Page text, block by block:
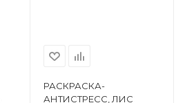
РАСКРАСКА-
АНТИСТРЕСС, ЛИС